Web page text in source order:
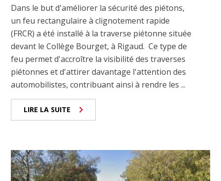
Dans le but d'améliorer la sécurité des piétons,
un feu rectangulaire à clignotement rapide
(FRCR) a été installé à la traverse piétonne située
devant le Collège Bourget, à Rigaud. Ce type de
feu permet d'accroître la visibilité des traverses
piétonnes et d'attirer davantage l'attention des
automobilistes, contribuant ainsi à rendre les ...
LIRE LA SUITE